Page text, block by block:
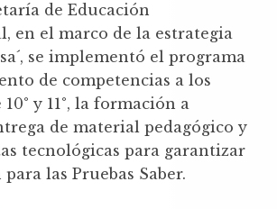
de Educación
en el marco de la estrategia
se implementó el programa
de competencias a los
y 11°, la formación a
de material pedagógico y
tecnológicas para garantizar
las Pruebas Saber.